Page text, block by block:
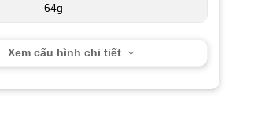
64g
Xem cấu hình chi tiết